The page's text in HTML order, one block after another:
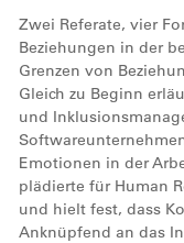
Zwei Referate, vier
Beziehungen in der
Grenzen von
Gleich zu Beginn
und
Emotionen in der
plädierte für Human
und hielt fest, dass
Anknüpfend an das